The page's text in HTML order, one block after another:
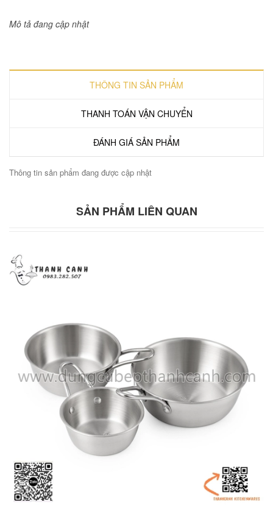
Mô tả đang cập nhật
THÔNG TIN SẢN PHẨM
THANH TOÁN VẬN CHUYỂN
ĐÁNH GIÁ SẢN PHẨM
Thông tin sản phẩm đang được cập nhật
SẢN PHẨM LIÊN QUAN